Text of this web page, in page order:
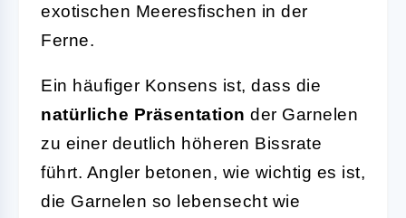
exotischen Meeresfischen in der
Ferne.
Ein häufiger Konsens ist, dass die
natürliche Präsentation der Garnelen
zu einer deutlich höheren Bissrate
führt. Angler betonen, wie wichtig es ist,
die Garnelen so lebensecht wie